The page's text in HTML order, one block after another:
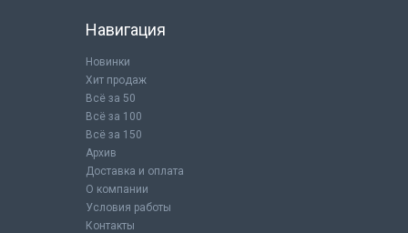
Навигация
Новинки
Хит продаж
Всё за 50
Всё за 100
Всё за 150
Архив
Доставка и оплата
О компании
Условия работы
Контакты